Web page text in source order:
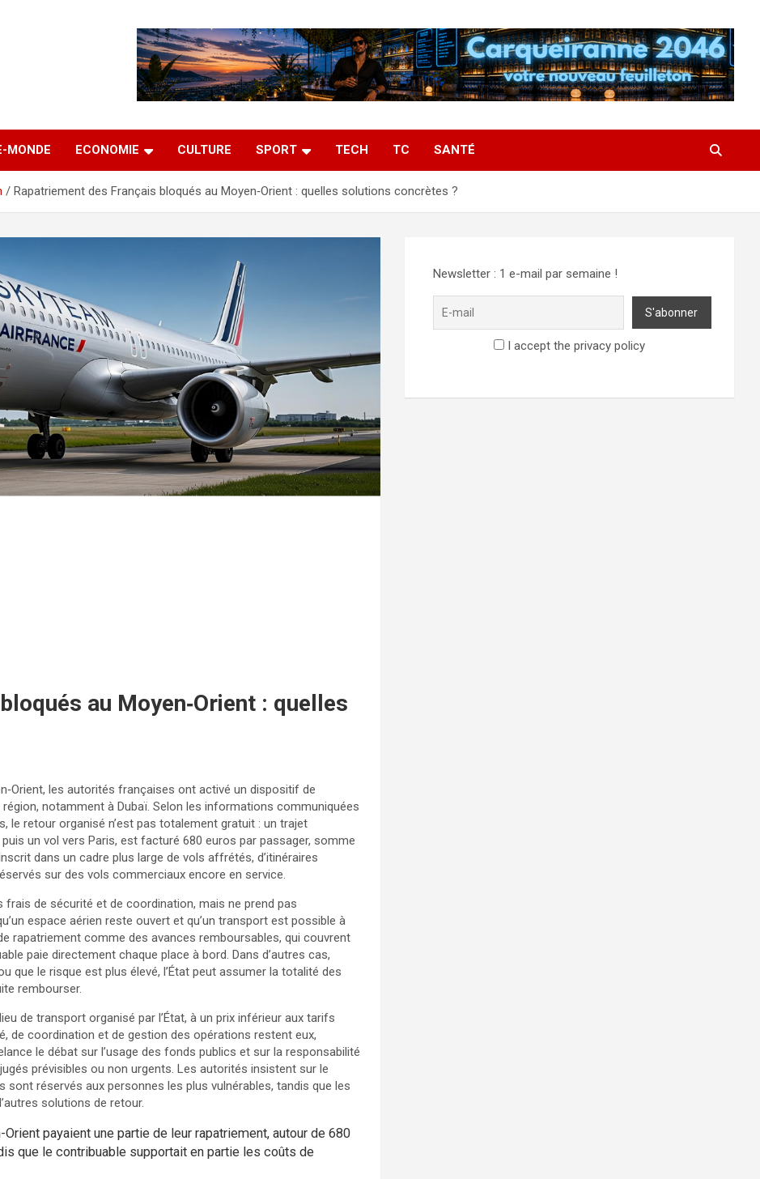
MONDE ECONOMIE CULTURE SPORT TECH TC SANTÉ
Rapatriement des Français bloqués au Moyen‑Orient : quelles solutions concrètes ?
au Moyen‑Orient : quelles
les autorités françaises ont activé un dispositif de
notamment à Dubaï. Selon les informations communiquées
le retour organisé n’est pas totalement gratuit : un trajet
un vol vers Paris, est facturé 680 euros par passager, somme
dans un cadre plus large de vols affrétés, d’itinéraires
sur des vols commerciaux encore en service.
de sécurité et de coordination, mais ne prend pas
espace aérien reste ouvert et qu’un transport est possible à
rapatriement comme des avances remboursables, qui couvrent
paie directement chaque place à bord. Dans d’autres cas,
que le risque est plus élevé, l’État peut assumer la totalité des
rembourser.
de transport organisé par l’État, à un prix inférieur aux tarifs
de coordination et de gestion des opérations restent eux,
le débat sur l’usage des fonds publics et sur la responsabilité
prévisibles ou non urgents. Les autorités insistent sur le
réservés aux personnes les plus vulnérables, tandis que les
solutions de retour.
payaient une partie de leur rapatriement, autour de 680
que le contribuable supportait en partie les coûts de
Newsletter : 1 e-mail par semaine !
I accept the privacy policy